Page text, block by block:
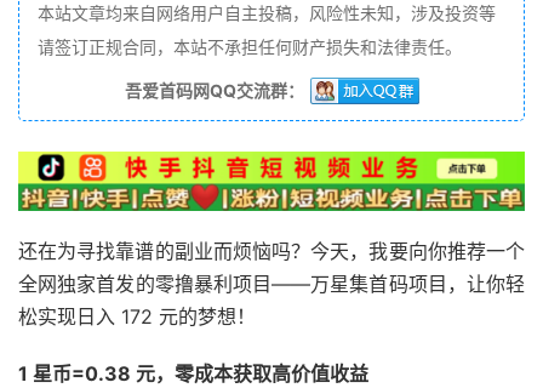
本站文章均来自网络用户自主投稿，风险性未知，涉及投资等
请签订正规合同，本站不承担任何财产损失和法律责任。
吾爱首码网QQ交流群：
还在为寻找靠谱的副业而烦恼吗？今天，我要向你推荐一个
全网独家首发的零撸暴利项目——万星集首码项目， 让你轻
松实现日入 172 元的梦想！
1 星币=0.38 元，零成本获取高价值收益